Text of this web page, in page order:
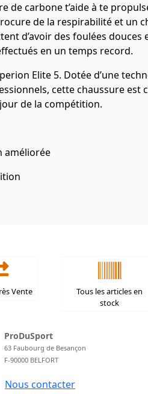
carbone t’aide à te
de la respirabilité et un
d’avoir des foulées douces
en un temps record.
Elite 5. Dotée d’une
cette chaussure est
de la compétition.
améliorée
Vente
Tous les articles en
stock
ProDuSport
63 Faubourg de Besançon
F-90000 BELFORT
Nous contacter